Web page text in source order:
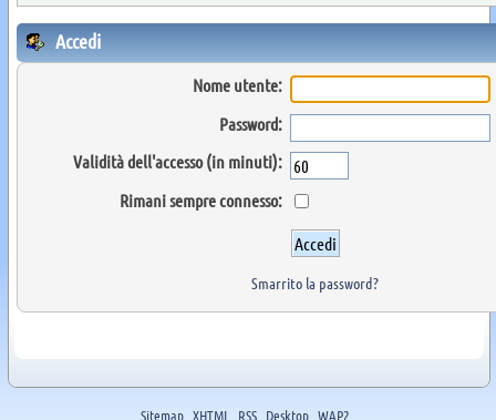
Accedi
Nome utente:
Password:
Validità dell'accesso (in minuti):
Rimani sempre connesso:
Smarrito la password?
Sitemap XHTML RSS Desktop WAP2